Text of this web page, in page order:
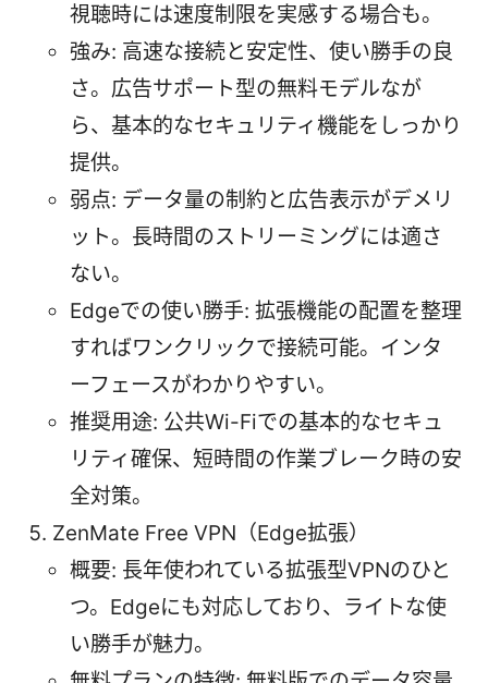
視聴時には速度制限を実感する場合も。
強み: 高速な接続と安定性、使い勝手の良
さ。広告サポート型の無料モデルなが
ら、基本的なセキュリティ機能をしっかり
提供。
弱点: データ量の制約と広告表示がデメリ
ット。長時間のストリーミングには適さ
ない。
Edgeでの使い勝手: 拡張機能の配置を整理
すればワンクリックで接続可能。インタ
ーフェースがわかりやすい。
推奨用途: 公共Wi-Fiでの基本的なセキュ
リティ確保、短時間の作業ブレーク時の安
全対策。
ZenMate Free VPN（Edge拡張）
概要: 長年使われている拡張型VPNのひと
つ。Edgeにも対応しており、ライトな使
い勝手が魅力。